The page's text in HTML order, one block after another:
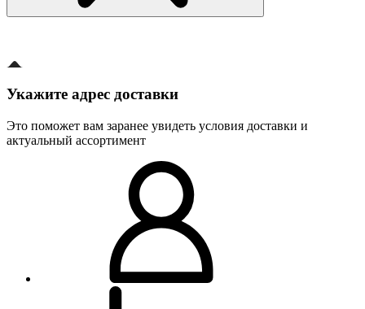
Укажите адрес доставки
Это поможет вам заранее увидеть условия доставки и
актуальный ассортимент